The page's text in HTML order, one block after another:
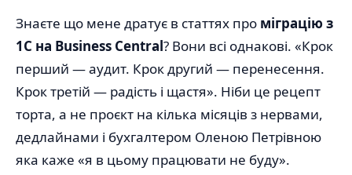
Знаєте що мене дратує в статтях про міграцію з
1С на Business Central? Вони всі однакові. «Крок
перший — аудит. Крок другий — перенесення.
Крок третій — радість і щастя». Ніби це рецепт
торта, а не проєкт на кілька місяців з нервами,
дедлайнами і бухгалтером Оленою Петрівною
яка каже «я в цьому працювати не буду».